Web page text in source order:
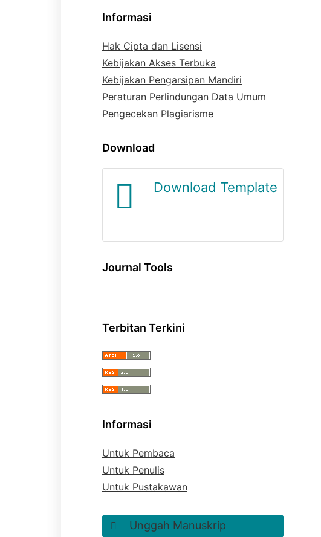
Informasi
Hak Cipta dan Lisensi
Kebijakan Akses Terbuka
Kebijakan Pengarsipan Mandiri
Peraturan Perlindungan Data Umum
Pengecekan Plagiarisme
Download
Journal Tools
Terbitan Terkini
Informasi
Untuk Pembaca
Untuk Penulis
Untuk Pustakawan
Unggah Manuskrip